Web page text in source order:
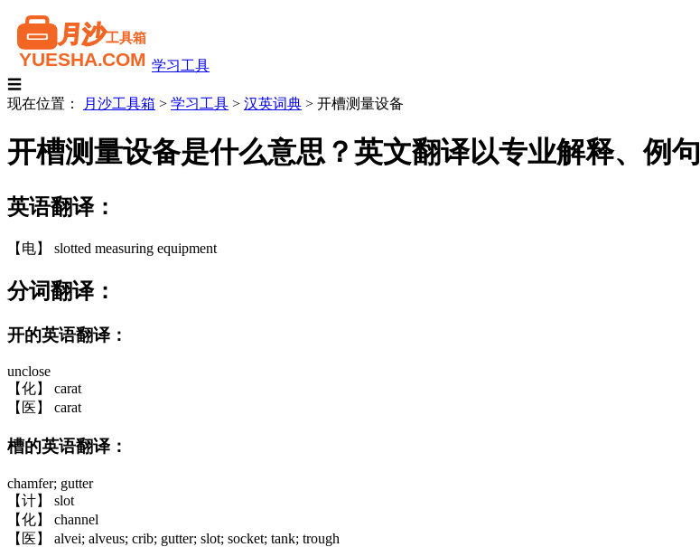
学习工具
☰
现在位置：
月沙工具箱 > 学习工具 > 汉英词典 > 开槽测量设备
开槽测量设备是什么意思？英文翻译以专业解释、例句
英语翻译：
【电】 slotted measuring equipment
分词翻译：
开的英语翻译：
unclose
【化】 carat
【医】 carat
槽的英语翻译：
chamfer; gutter
【计】 slot
【化】 channel
【医】 alvei; alveus; crib; gutter; slot; socket; tank; trough